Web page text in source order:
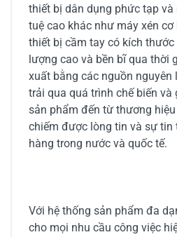
thiết bị dân dụng phức tạp
tuệ cao khác như máy xén
thiết bị cầm tay có kích
lượng cao và bền bĩ qua thời
xuất bằng các nguồn
trải qua quá trình chế biến và
sản phẩm đến từ thương
chiếm được lòng tin và sự tin
hàng trong nước và quốc tế.
Với hệ thống sản phẩm đa
cho mọi nhu cầu công việc